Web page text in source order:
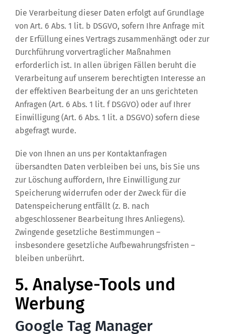
Die Verarbeitung dieser Daten erfolgt auf Grundlage
von Art. 6 Abs. 1 lit. b DSGVO, sofern Ihre Anfrage mit
der Erfüllung eines Vertrags zusammenhängt oder zur
Durchführung vorvertraglicher Maßnahmen
erforderlich ist. In allen übrigen Fällen beruht die
Verarbeitung auf unserem berechtigten Interesse an
der effektiven Bearbeitung der an uns gerichteten
Anfragen (Art. 6 Abs. 1 lit. f DSGVO) oder auf Ihrer
Einwilligung (Art. 6 Abs. 1 lit. a DSGVO) sofern diese
abgefragt wurde.
Die von Ihnen an uns per Kontaktanfragen
übersandten Daten verbleiben bei uns, bis Sie uns
zur Löschung auffordern, Ihre Einwilligung zur
Speicherung widerrufen oder der Zweck für die
Datenspeicherung entfällt (z. B. nach
abgeschlossener Bearbeitung Ihres Anliegens).
Zwingende gesetzliche Bestimmungen –
insbesondere gesetzliche Aufbewahrungsfristen –
bleiben unberührt.
5. Analyse-Tools und
Werbung
Google Tag Manager